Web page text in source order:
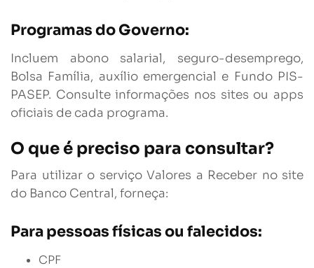
Programas do Governo:
Incluem abono salarial, seguro-desemprego,
Bolsa Família, auxílio emergencial e Fundo PIS-
PASEP. Consulte informações nos sites ou apps
oficiais de cada programa.
O que é preciso para consultar?
Para utilizar o serviço Valores a Receber no site
do Banco Central, forneça:
Para pessoas físicas ou falecidos:
CPF